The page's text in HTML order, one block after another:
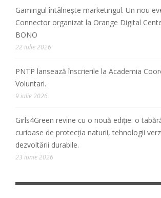
Gamingul întâlnește marketingul. Un nou
Connector organizat la Orange Digital
BONO
22 iulie 2026
PNTP lansează înscrierile la Academia
Voluntari.
9 iulie 2026
Girls4Green revine cu o nouă ediție: o
curioase de protecția naturii, tehnologii
dezvoltării durabile.
23 iunie 2026